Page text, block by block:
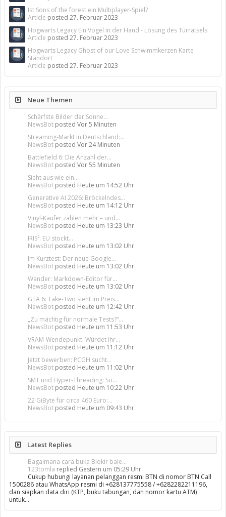
Ist Sons of the forest ein Multiplayer-Spiel?
Article posted 27. Februar 2023
Hogwarts Legacy Ein Vogel in der Hand - Lösung des Türrätsels
Article posted 27. Februar 2023
Hogwarts Legacy Ghost of our Love Schwimmkerzen Karte
Standort
Article posted 27. Februar 2023
Neue Themen
Schärfste Bilder der Sonne...
NewsBot posted Vor 5 Minuten
Streaming-Markt in Deutschland:...
NewsBot posted Vor 24 Minuten
Battlefield 6: Die Anzahl der...
NewsBot posted Vor 55 Minuten
Sieht aus wie ein...
NewsBot posted Heute um 14:52 Uhr
Generative AI 2026: Bröckelndes...
NewsBot posted Heute um 14:12 Uhr
Vinyl-Käufer zahlen mehr – und...
NewsBot posted Heute um 13:23 Uhr
IRIS²: EU stockt...
NewsBot posted Heute um 13:02 Uhr
Im Kurztest: Der neue Google...
NewsBot posted Heute um 13:02 Uhr
Wander: Markdown-Editor für...
NewsBot posted Heute um 13:02 Uhr
GTA 6: Take-Two sieht im Preis...
NewsBot posted Heute um 12:42 Uhr
„Zu mächtig für normale Tests?“...
NewsBot posted Heute um 11:53 Uhr
VRAM-Wendepunkt: Würdet ihr...
NewsBot posted Heute um 11:12 Uhr
Jetzt bewerben: PCGH sucht...
NewsBot posted Heute um 11:02 Uhr
SMT und Hyper-Threading: So...
NewsBot posted Heute um 10:22 Uhr
22 GiByte für circa 460 Euro:...
NewsBot posted Heute um 09:43 Uhr
Latest Replies
Bagaimana cara buka Blokir bale...
123tomla replied Gestern um 05:29 Uhr
Cukup hubungi layanan pelanggan resmi BTN di nomor BTN Call
1500286 atau WhatsApp resmi di +628137775558 / +6282282211196,
dan siapkan data diri (KTP, buku tabungan, dan nomor kartu ATM)
untuk…